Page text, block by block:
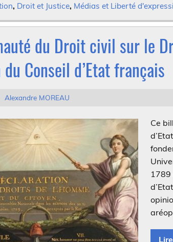
, Droit et Justice, Médias et Liberté
du Droit civil sur le
Conseil d’Etat français
Alexandre MOREAU
Ce
1789